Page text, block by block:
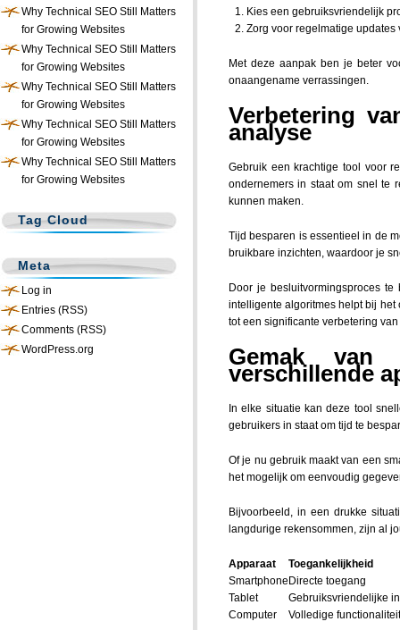
Kies een gebruiksvriendelijk
Zorg voor regelmatige updates
Met deze aanpak ben je beter
onaangename verrassingen.
Verbetering
analyse
Gebruik een krachtige tool voor
ondernemers in staat om snel te
kunnen maken.
Tijd besparen is essentieel in de
bruikbare inzichten, waardoor je
Door je besluitvormingsproces
intelligente algoritmes helpt bij
tot een significante verbetering
Gemak van
verschillende
In elke situatie kan deze tool
gebruikers in staat om tijd te
Of je nu gebruik maakt van een
het mogelijk om eenvoudig
Bijvoorbeeld, in een drukke
langdurige rekensommen, zijn al
Apparaat
Toegankelijkheid
Smartphone Directe toegang
Tablet
Gebruiksvriendelijke
Computer
Volledige functionaliteit
Why Technical SEO Still Matters
for Growing Websites
Why Technical SEO Still Matters
for Growing Websites
Why Technical SEO Still Matters
for Growing Websites
Why Technical SEO Still Matters
for Growing Websites
Why Technical SEO Still Matters
for Growing Websites
Tag Cloud
Meta
Log in
Entries (RSS)
Comments (RSS)
WordPress.org